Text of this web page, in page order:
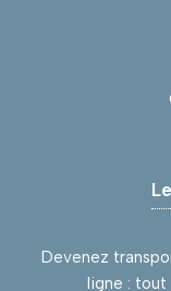
Devenez
ligne :